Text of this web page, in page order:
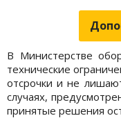
В Министерстве
технические
отсрочки и не
случаях,
принятые решения